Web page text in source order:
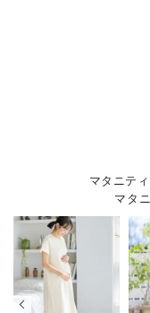
マタニテ
マタ